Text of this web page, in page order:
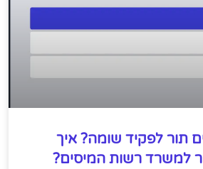
תור לפקיד שומה? איך
למשרד רשות המיסים?